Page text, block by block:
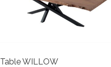
Table WILLOW